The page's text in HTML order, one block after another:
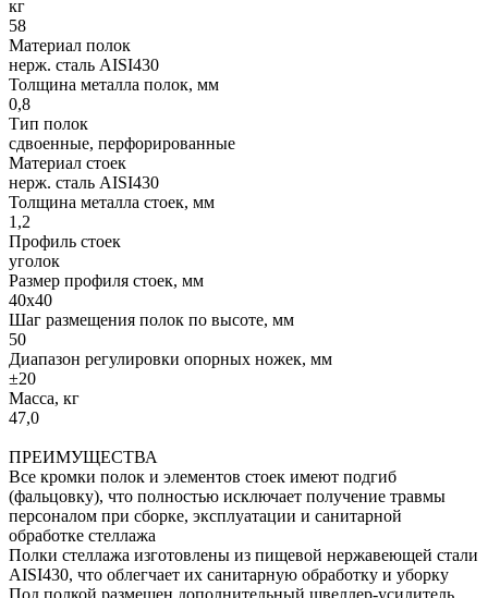
кг
58
Материал полок
нерж. сталь AISI430
Толщина металла полок, мм
0,8
Тип полок
сдвоенные, перфорированные
Материал стоек
нерж. сталь AISI430
Толщина металла стоек, мм
1,2
Профиль стоек
уголок
Размер профиля стоек, мм
40х40
Шаг размещения полок по высоте, мм
50
Диапазон регулировки опорных ножек, мм
±20
Масса, кг
47,0
ПРЕИМУЩЕСТВА
Все кромки полок и элементов стоек имеют подгиб
(фальцовку), что полностью исключает получение травмы
персоналом при сборке, эксплуатации и санитарной
обработке стеллажа
Полки стеллажа изготовлены из пищевой нержавеющей стали
AISI430, что облегчает их санитарную обработку и уборку
Под полкой размещен дополнительный швеллер-усилитель,